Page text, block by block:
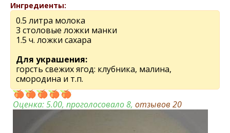
Ингредиенты:
0.5 литра молока
3 столовые ложки манки
1.5 ч. ложки сахара
Для украшения:
горсть свежих ягод: клубника, малина,
смородина и т.п.
Оценка:5.00, проголосовало 8, отзывов 20